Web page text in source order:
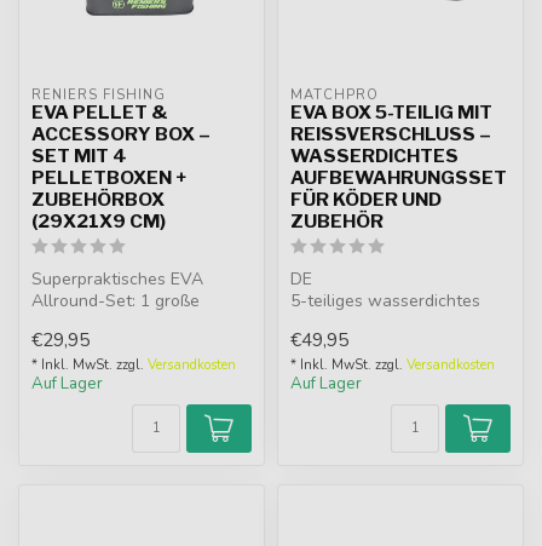
RENIERS FISHING
EVA PELLET &
ACCESSORY BOX –
SET MIT 4
PELLETBOXEN +
ZUBEHÖRBOX
(29X21X9 CM)
Superpraktisches EVA
Allround-Set: 1 große
Pelletboxen....
€29,95
* Inkl. MwSt. zzgl. Versandkosten
Auf Lager
MATCHPRO
EVA BOX 5-TEILIG MIT
REISSVERSCHLUSS – W
ASSERDICHTES A
UFBEWAHRUNGSSET F
ÜR KÖDER UND Z
UBEHÖR
DE
5-teiliges wasserdichtes
Reißverschluss und Griff. ...
€49,95
* Inkl. MwSt. zzgl. Versandkosten
Auf Lager